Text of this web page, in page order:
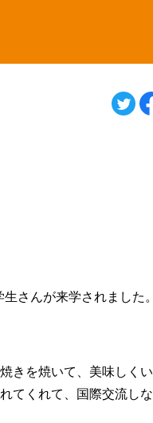
生さんが来学されました。
きを焼いて、美味しくい
てくれて、国際交流しな